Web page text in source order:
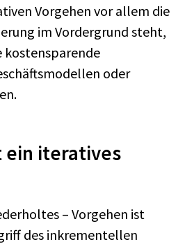
Vorgehen vor allem die
im Vordergrund steht,
kostensparende
oder
ein iteratives
– Vorgehen ist
des inkrementellen